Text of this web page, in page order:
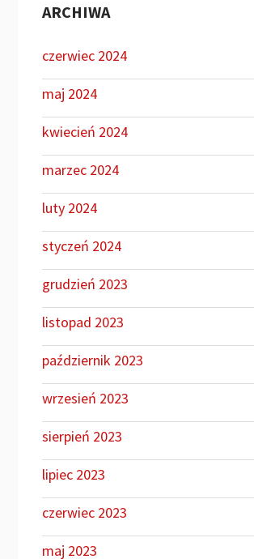
ARCHIWA
czerwiec 2024
maj 2024
kwiecień 2024
marzec 2024
luty 2024
styczeń 2024
grudzień 2023
listopad 2023
październik 2023
wrzesień 2023
sierpień 2023
lipiec 2023
czerwiec 2023
maj 2023